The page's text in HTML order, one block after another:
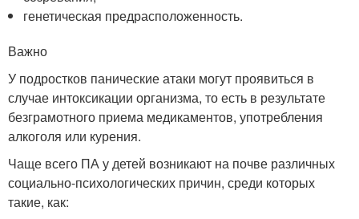
генетическая предрасположенность.
Важно
У подростков панические атаки могут проявиться в
случае интоксикации организма, то есть в результате
безграмотного приема медикаментов, употребления
алкоголя или курения.
Чаще всего ПА у детей возникают на почве различных
социально-психологических причин, среди которых
такие, как: